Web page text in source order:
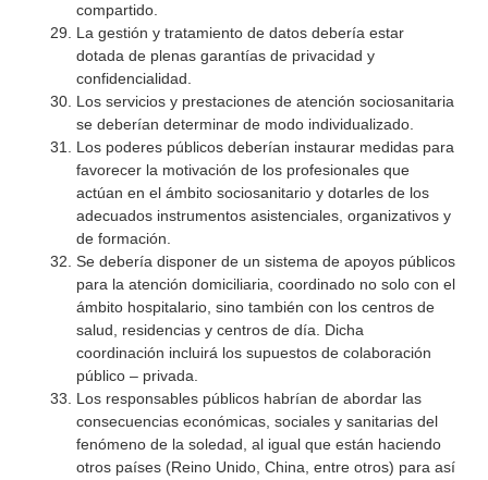
compartido.
La gestión y tratamiento de datos debería estar
dotada de plenas garantías de privacidad y
confidencialidad.
Los servicios y prestaciones de atención sociosanitaria
se deberían determinar de modo individualizado.
Los poderes públicos deberían instaurar medidas para
favorecer la motivación de los profesionales que
actúan en el ámbito sociosanitario y dotarles de los
adecuados instrumentos asistenciales, organizativos y
de formación.
Se debería disponer de un sistema de apoyos públicos
para la atención domiciliaria, coordinado no solo con el
ámbito hospitalario, sino también con los centros de
salud, residencias y centros de día. Dicha
coordinación incluirá los supuestos de colaboración
público – privada.
Los responsables públicos habrían de abordar las
consecuencias económicas, sociales y sanitarias del
fenómeno de la soledad, al igual que están haciendo
otros países (Reino Unido, China, entre otros) para así